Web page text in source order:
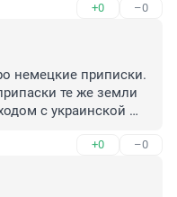
и жилого фонда!Счёт
болит!Скоро
восьмом десятке
+0 –0
немецкие приписки.
те же земли
с украинской
пунк то занимае то
граница так и
+0 –0